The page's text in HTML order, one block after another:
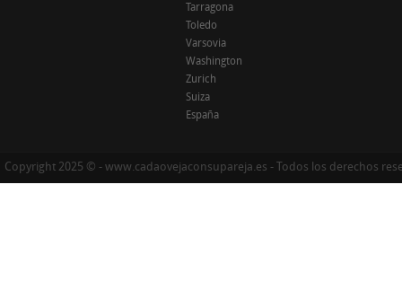
Tarragona
Toledo
Varsovia
Washington
Zurich
Suiza
España
Copyright 2025 © - www.cadaovejaconsupareja.es - Todos los derechos